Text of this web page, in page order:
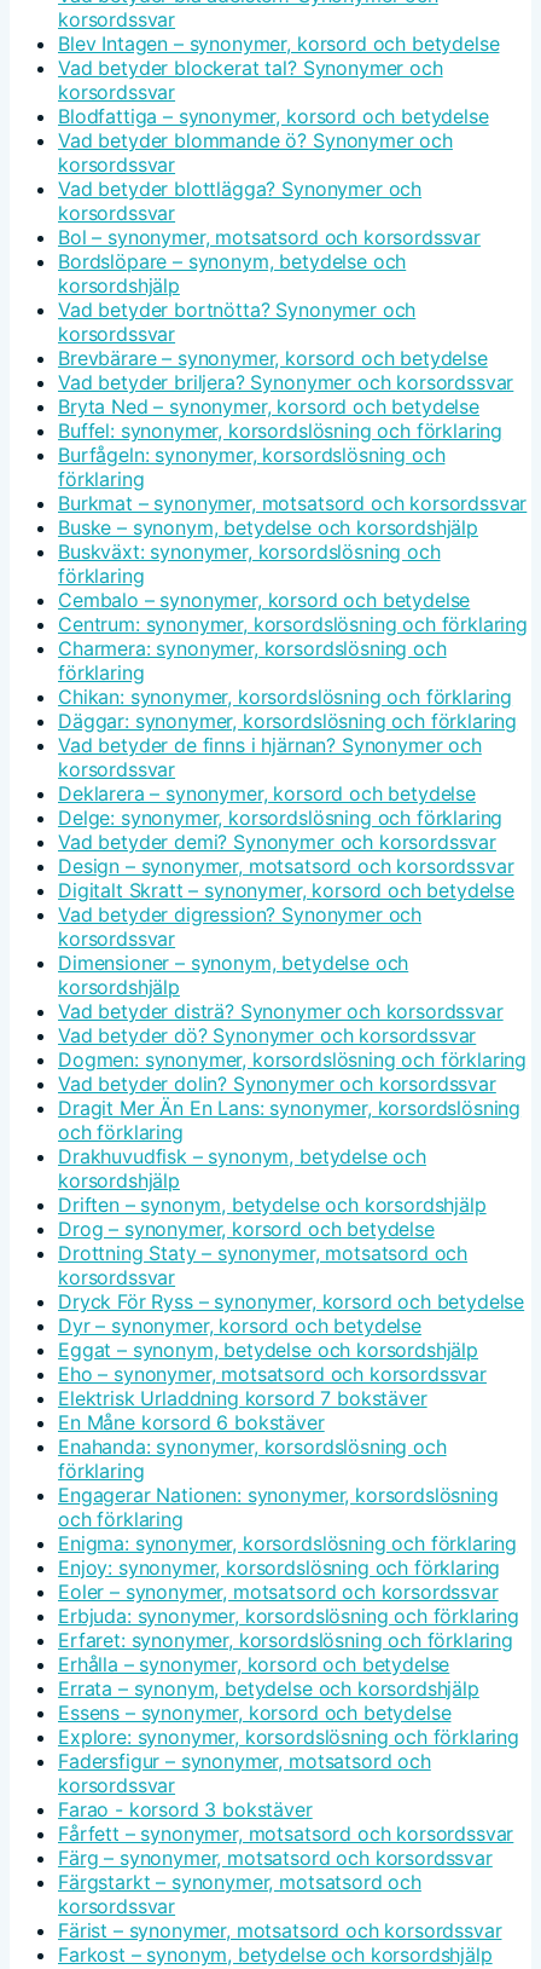
korsordssvar
Blev Intagen – synonymer, korsord och betydelse
Vad betyder blockerat tal? Synonymer och
korsordssvar
Blodfattiga – synonymer, korsord och betydelse
Vad betyder blommande ö? Synonymer och
korsordssvar
Vad betyder blottlägga? Synonymer och
korsordssvar
Bol – synonymer, motsatsord och korsordssvar
Bordslöpare – synonym, betydelse och
korsordshjälp
Vad betyder bortnötta? Synonymer och
korsordssvar
Brevbärare – synonymer, korsord och betydelse
Vad betyder briljera? Synonymer och korsordssvar
Bryta Ned – synonymer, korsord och betydelse
Buffel: synonymer, korsordslösning och förklaring
Burfågeln: synonymer, korsordslösning och
förklaring
Burkmat – synonymer, motsatsord och korsordssvar
Buske – synonym, betydelse och korsordshjälp
Buskväxt: synonymer, korsordslösning och
förklaring
Cembalo – synonymer, korsord och betydelse
Centrum: synonymer, korsordslösning och förklaring
Charmera: synonymer, korsordslösning och
förklaring
Chikan: synonymer, korsordslösning och förklaring
Däggar: synonymer, korsordslösning och förklaring
Vad betyder de finns i hjärnan? Synonymer och
korsordssvar
Deklarera – synonymer, korsord och betydelse
Delge: synonymer, korsordslösning och förklaring
Vad betyder demi? Synonymer och korsordssvar
Design – synonymer, motsatsord och korsordssvar
Digitalt Skratt – synonymer, korsord och betydelse
Vad betyder digression? Synonymer och
korsordssvar
Dimensioner – synonym, betydelse och
korsordshjälp
Vad betyder disträ? Synonymer och korsordssvar
Vad betyder dö? Synonymer och korsordssvar
Dogmen: synonymer, korsordslösning och förklaring
Vad betyder dolin? Synonymer och korsordssvar
Dragit Mer Än En Lans: synonymer, korsordslösning
och förklaring
Drakhuvudfisk – synonym, betydelse och
korsordshjälp
Driften – synonym, betydelse och korsordshjälp
Drog – synonymer, korsord och betydelse
Drottning Staty – synonymer, motsatsord och
korsordssvar
Dryck För Ryss – synonymer, korsord och betydelse
Dyr – synonymer, korsord och betydelse
Eggat – synonym, betydelse och korsordshjälp
Eho – synonymer, motsatsord och korsordssvar
Elektrisk Urladdning korsord 7 bokstäver
En Måne korsord 6 bokstäver
Enahanda: synonymer, korsordslösning och
förklaring
Engagerar Nationen: synonymer, korsordslösning
och förklaring
Enigma: synonymer, korsordslösning och förklaring
Enjoy: synonymer, korsordslösning och förklaring
Eoler – synonymer, motsatsord och korsordssvar
Erbjuda: synonymer, korsordslösning och förklaring
Erfaret: synonymer, korsordslösning och förklaring
Erhålla – synonymer, korsord och betydelse
Errata – synonym, betydelse och korsordshjälp
Essens – synonymer, korsord och betydelse
Explore: synonymer, korsordslösning och förklaring
Fadersfigur – synonymer, motsatsord och
korsordssvar
Farao - korsord 3 bokstäver
Fårfett – synonymer, motsatsord och korsordssvar
Färg – synonymer, motsatsord och korsordssvar
Färgstarkt – synonymer, motsatsord och
korsordssvar
Färist – synonymer, motsatsord och korsordssvar
Farkost – synonym, betydelse och korsordshjälp